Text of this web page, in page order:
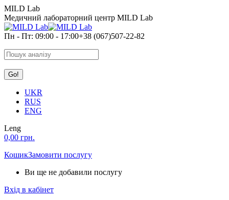
Skip
to
content
MILD Lab
Медичний лабораторний центр MILD Lab
Пн - Пт: 09:00 - 17:00+38 (067)507-22-82
Search:
UKR
RUS
ENG
Leng
0,00 грн.
КошикЗамовити послугу
Ви ще не добавили послугу
Вхід в кабінет